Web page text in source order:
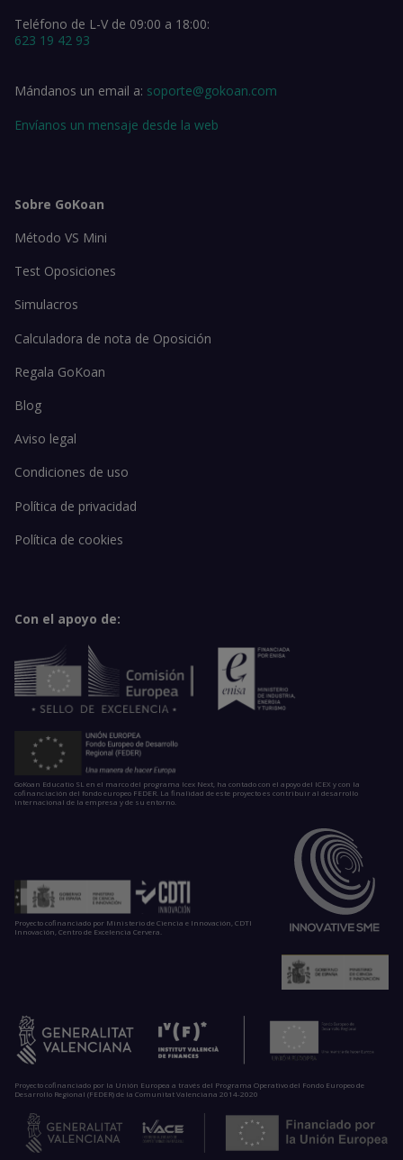
Teléfono de L-V de 09:00 a 18:00:
623 19 42 93
Mándanos un email a: soporte@gokoan.com
Envíanos un mensaje desde la web
Sobre GoKoan
Método VS Mini
Test Oposiciones
Simulacros
Calculadora de nota de Oposición
Regala GoKoan
Blog
Aviso legal
Condiciones de uso
Política de privacidad
Política de cookies
Con el apoyo de:
GoKoan Educatio SL en el marco del programa Icex Next, ha contado con el apoyo del ICEX y con la
cofinanciación del fondo europeo FEDER. La finalidad de este proyecto es contribuir al desarrollo
internacional de la empresa y de su entorno.
Proyecto cofinanciado por Ministerio de Ciencia e Innovación, CDTI
Innovación, Centro de Excelencia Cervera.
Proyecto cofinanciado por la Unión Europea a través del Programa Operativo del Fondo Europeo de
Desarrollo Regional (FEDER) de la Comunitat Valenciana 2014-2020